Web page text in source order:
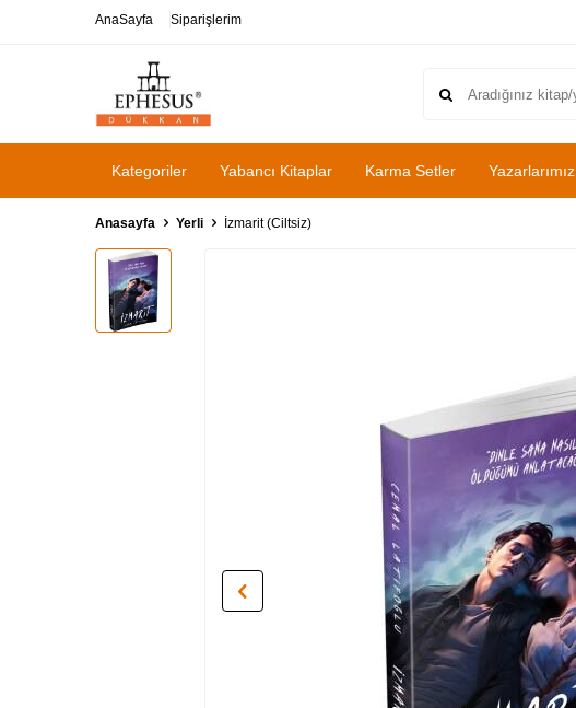
AnaSayfa Siparişlerim
Kategoriler Yabancı Kitaplar Karma Setler Yazarlarımız
Anasayfa Yerli İzmarit (Ciltsiz)